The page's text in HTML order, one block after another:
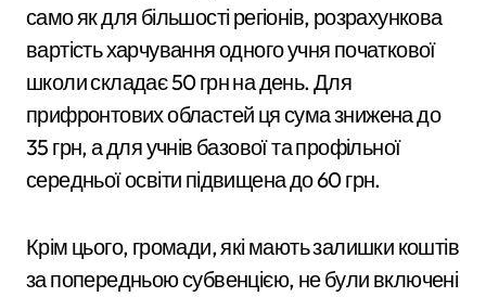
само як для більшості регіонів, розрахункова
вартість харчування одного учня початкової
школи складає 50 грн на день. Для
прифронтових областей ця сума знижена до
35 грн, а для учнів базової та профільної
середньої освіти підвищена до 60 грн.
Крім цього, громади, які мають залишки коштів
за попередньою субвенцією, не були включені